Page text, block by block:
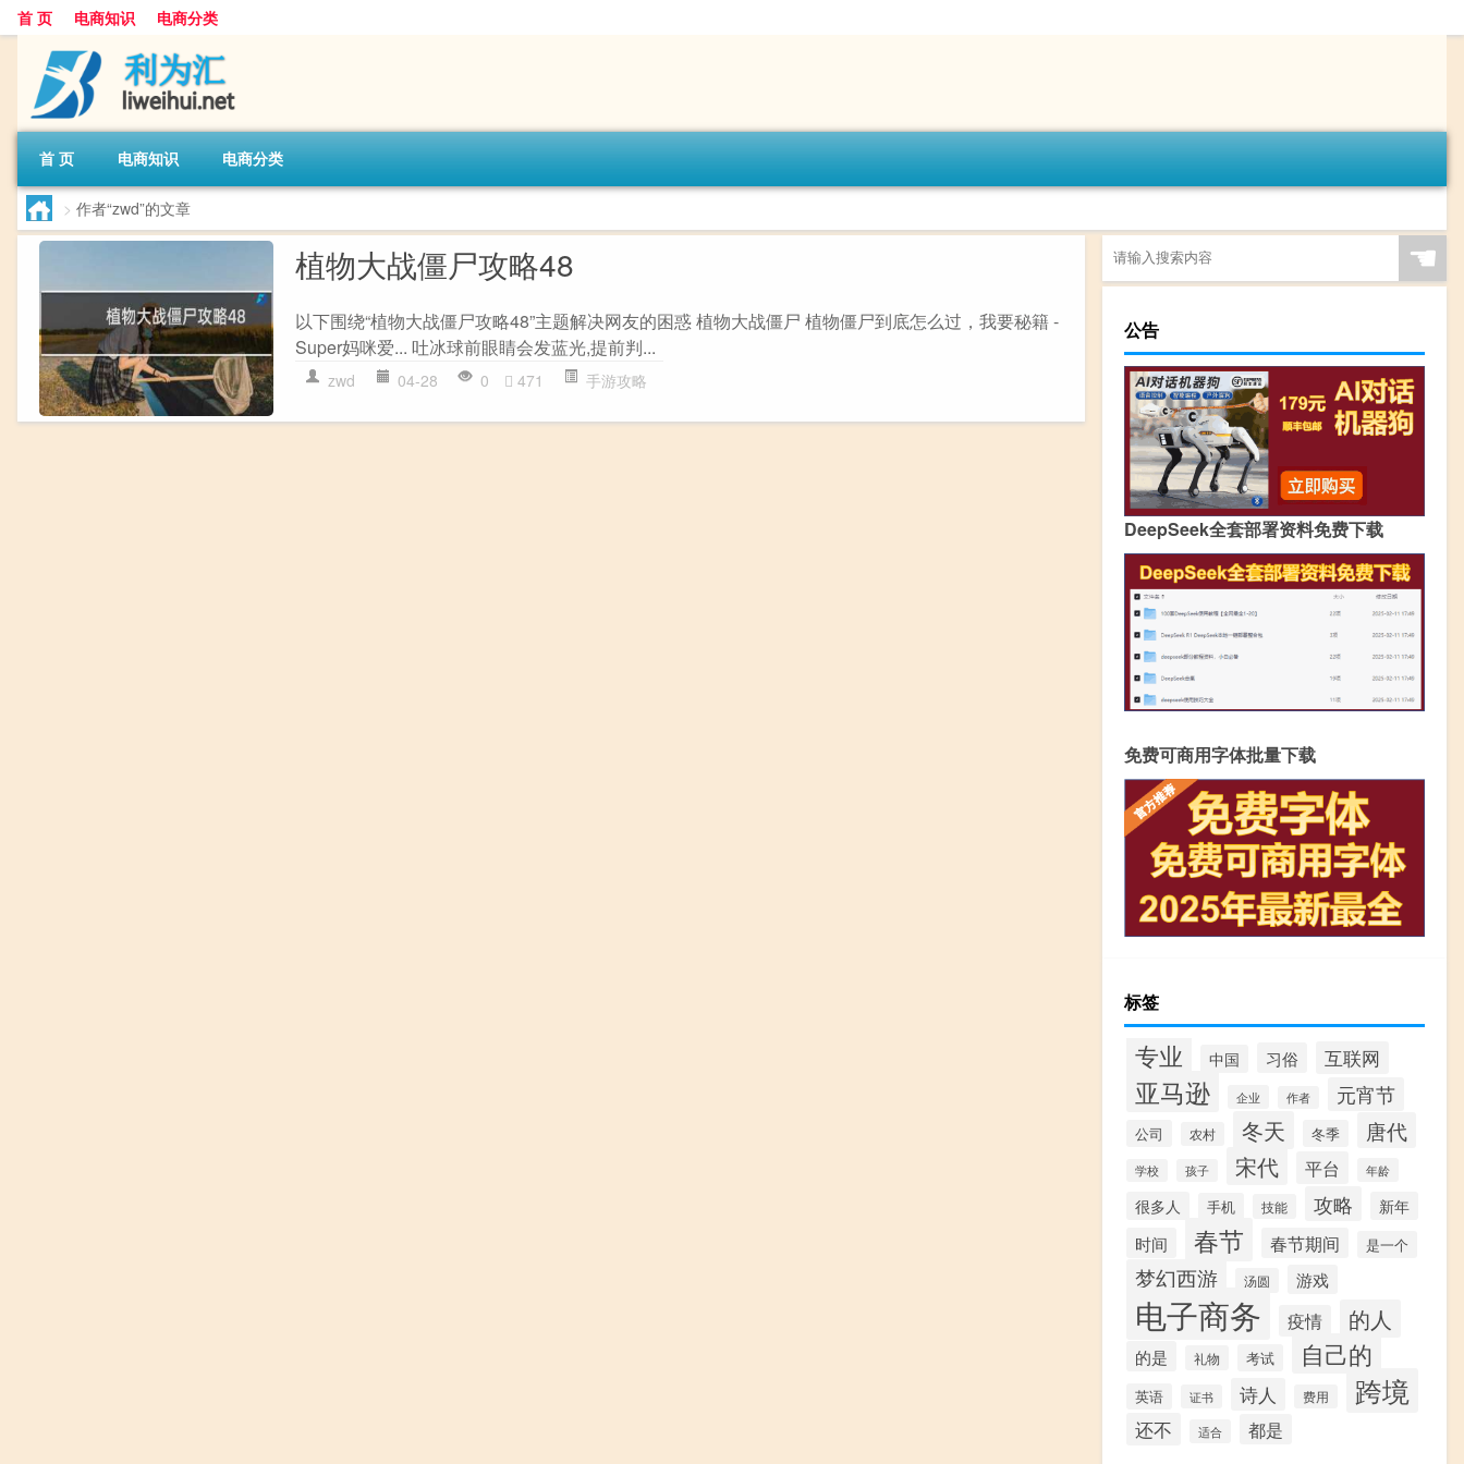
首 页 电商知识 电商分类
首 页 电商知识 电商分类
> 作者“zwd”的文章
植物大战僵尸攻略48
以下围绕“植物大战僵尸攻略48”主题解决网友的困惑 植物大战僵尸 植物僵尸到底怎么过，我要秘籍 -
Super妈咪爱... 吐冰球前眼睛会发蓝光,提前判...
zwd 04-28 0 471 手游攻略
☚
公告
DeepSeek全套部署资料免费下载
免费可商用字体批量下载
标签
专业 中国 习俗 互联网
亚马逊 企业 作者 元宵节
公司 农村 冬天 冬季 唐代
学校 孩子 宋代 平台 年龄
很多人 手机 技能 攻略 新年
时间 春节 春节期间 是一个
梦幻西游 汤圆 游戏
电子商务 疫情 的人
的是 礼物 考试 自己的
英语 证书 诗人 费用 跨境
还不 适合 都是